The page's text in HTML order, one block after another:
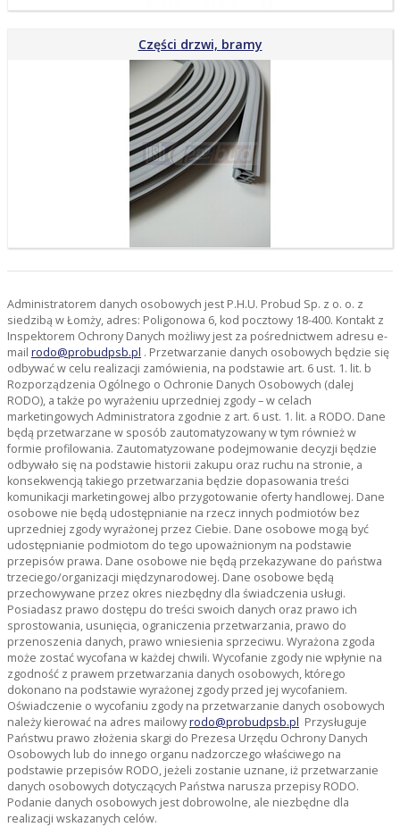
Części drzwi, bramy
Administratorem danych osobowych jest P.H.U. Probud Sp. z o. o. z
siedzibą w Łomży, adres: Poligonowa 6, kod pocztowy 18-400. Kontakt z
Inspektorem Ochrony Danych możliwy jest za pośrednictwem adresu e-
mail rodo@probudpsb.pl . Przetwarzanie danych osobowych będzie się
odbywać w celu realizacji zamówienia, na podstawie art. 6 ust. 1. lit. b
Rozporządzenia Ogólnego o Ochronie Danych Osobowych (dalej
RODO), a także po wyrażeniu uprzedniej zgody – w celach
marketingowych Administratora zgodnie z art. 6 ust. 1. lit. a RODO. Dane
będą przetwarzane w sposób zautomatyzowany w tym również w
formie profilowania. Zautomatyzowane podejmowanie decyzji będzie
odbywało się na podstawie historii zakupu oraz ruchu na stronie, a
konsekwencją takiego przetwarzania będzie dopasowania treści
komunikacji marketingowej albo przygotowanie oferty handlowej. Dane
osobowe nie będą udostępnianie na rzecz innych podmiotów bez
uprzedniej zgody wyrażonej przez Ciebie. Dane osobowe mogą być
udostępnianie podmiotom do tego upoważnionym na podstawie
przepisów prawa. Dane osobowe nie będą przekazywane do państwa
trzeciego/organizacji międzynarodowej. Dane osobowe będą
przechowywane przez okres niezbędny dla świadczenia usługi.
Posiadasz prawo dostępu do treści swoich danych oraz prawo ich
sprostowania, usunięcia, ograniczenia przetwarzania, prawo do
przenoszenia danych, prawo wniesienia sprzeciwu. Wyrażona zgoda
może zostać wycofana w każdej chwili. Wycofanie zgody nie wpłynie na
zgodność z prawem przetwarzania danych osobowych, którego
dokonano na podstawie wyrażonej zgody przed jej wycofaniem.
Oświadczenie o wycofaniu zgody na przetwarzanie danych osobowych
należy kierować na adres mailowyrodo@probudpsb.pl Przysługuje
Państwu prawo złożenia skargi do Prezesa Urzędu Ochrony Danych
Osobowych lub do innego organu nadzorczego właściwego na
podstawie przepisów RODO, jeżeli zostanie uznane, iż przetwarzanie
danych osobowych dotyczących Państwa narusza przepisy RODO.
Podanie danych osobowych jest dobrowolne, ale niezbędne dla
realizacji wskazanych celów.